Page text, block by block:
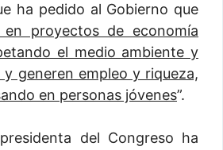
ha pedido al Gobierno que
proyectos de economía
el medio ambiente y
generen empleo y riqueza,
en personas jóvenes”.
del Congreso ha